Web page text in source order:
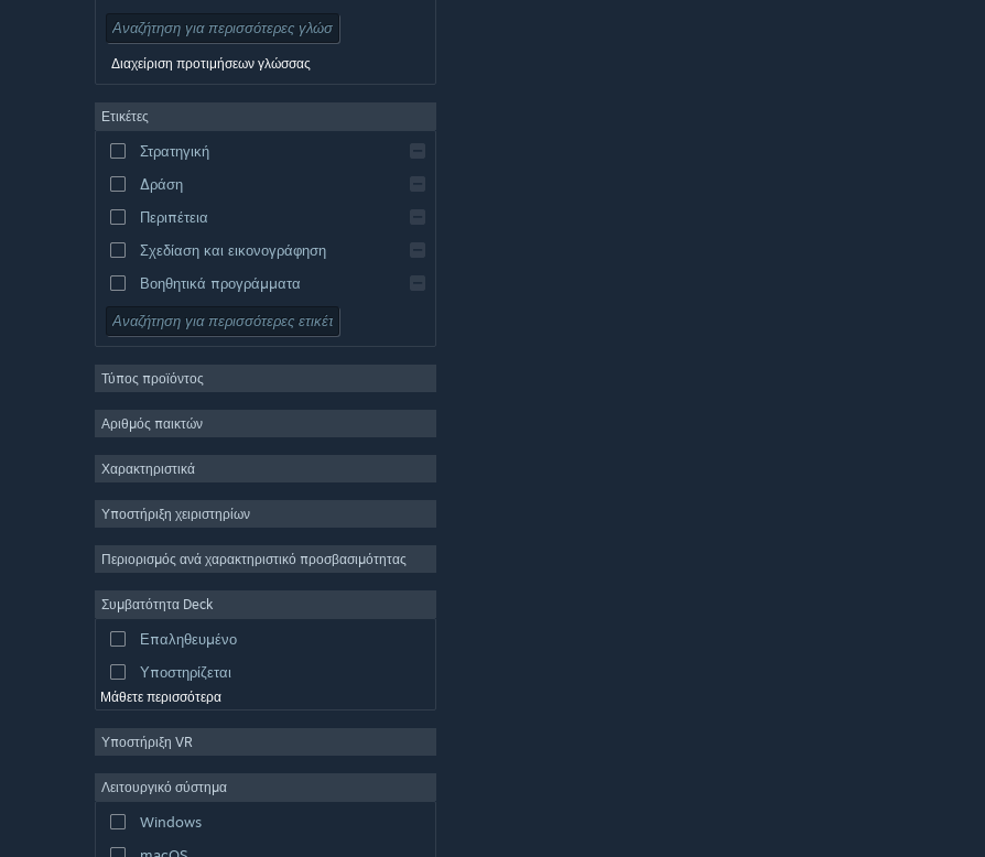
Διαχείριση προτιμήσεων γλώσσας
Ετικέτες
Στρατηγική
Δράση
Περιπέτεια
Σχεδίαση και εικονογράφηση
Βοηθητικά προγράμματα
Δωρεάν για παίξιμο
Μαζικό πολλών παικτών
Indie
Χαλαρό
Προσομοίωση
Παραγωγή βίντεο
Επεξεργασία εικόνας
Τύπος προϊόντος
Αριθμός παικτών
Χαρακτηριστικά
Υποστήριξη χειριστηρίων
Περιορισμός ανά χαρακτηριστικό προσβασιμότητας
Συμβατότητα Deck
Επαληθευμένο
Υποστηρίζεται
Μάθετε περισσότερα
Υποστήριξη VR
Λειτουργικό σύστημα
Windows